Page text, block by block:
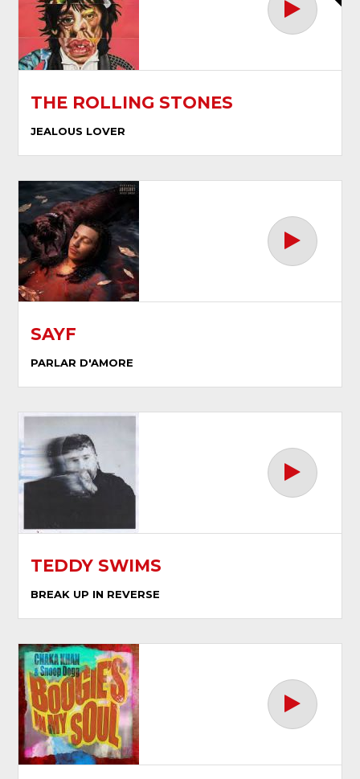
THE ROLLING STONES
JEALOUS LOVER
SAYF
PARLAR D'AMORE
TEDDY SWIMS
BREAK UP IN REVERSE